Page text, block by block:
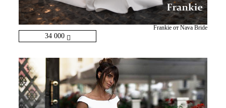
34 000
Frankie от Nava Bride